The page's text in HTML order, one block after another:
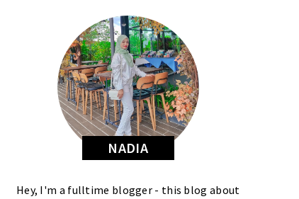
NADIA
Hey, I'm a fulltime blogger - this blog about